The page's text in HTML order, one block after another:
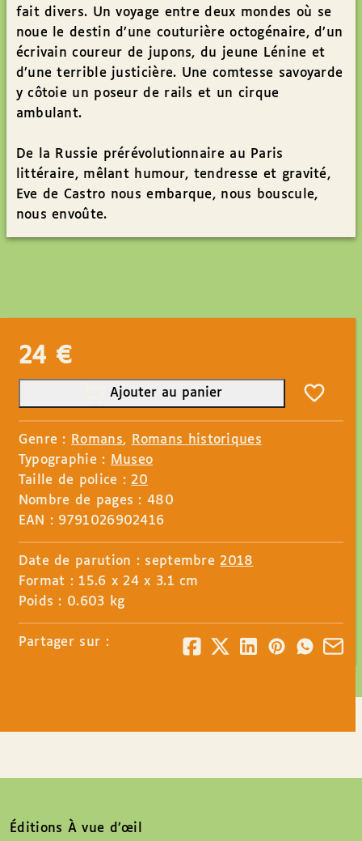
fait divers. Un voyage entre deux mondes où se
noue le destin d’une couturière octogénaire, d’un
écrivain coureur de jupons, du jeune Lénine et
d’une terrible justicière. Une comtesse savoyarde
y côtoie un poseur de rails et un cirque
ambulant.
De la Russie prérévolutionnaire au Paris
littéraire, mêlant humour, tendresse et gravité,
Eve de Castro nous embarque, nous bouscule,
nous envoûte.
24 €
Ajouter au panier
Genre : Romans, Romans historiques
Typographie : Museo
Taille de police : 20
Nombre de pages : 480
EAN : 9791026902416
Date de parution : septembre 2018
Format : 15.6 x 24 x 3.1 cm
Poids : 0.603 kg
Partager sur :
Éditions À vue d’œil